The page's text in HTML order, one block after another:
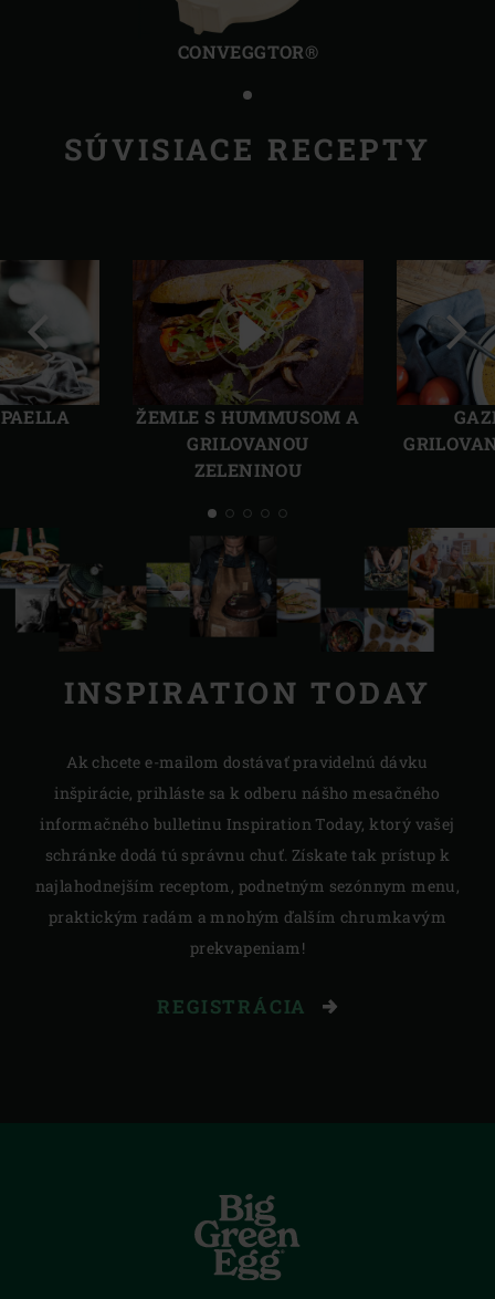
CONVEGGTOR®
SÚVISIACE RECEPTY
ŽEMLE S HUMMUSOM A
GRILOVANOU
ZELENINOU
Predchádzajúca
strana
INSPIRATION TODAY
Ak chcete e-mailom dostávať pravidelnú dávku
inšpirácie, prihláste sa k odberu nášho mesačného
informačného bulletinu Inspiration Today, ktorý vašej
schránke dodá tú správnu chuť. Získate tak prístup k
najlahodnejším receptom, podnetným sezónnym menu,
praktickým radám a mnohým ďalším chrumkavým
prekvapeniam!
REGISTRÁCIA